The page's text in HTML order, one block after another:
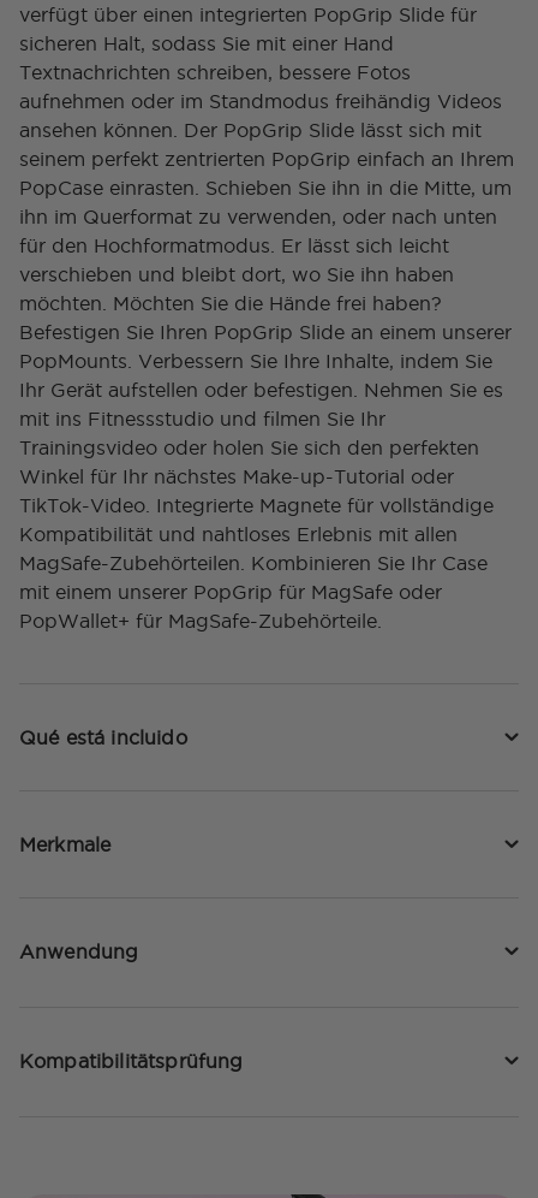
verfügt über einen integrierten PopGrip Slide für
sicheren Halt, sodass Sie mit einer Hand
Textnachrichten schreiben, bessere Fotos
aufnehmen oder im Standmodus freihändig Videos
ansehen können. Der PopGrip Slide lässt sich mit
seinem perfekt zentrierten PopGrip einfach an Ihrem
PopCase einrasten. Schieben Sie ihn in die Mitte, um
ihn im Querformat zu verwenden, oder nach unten
für den Hochformatmodus. Er lässt sich leicht
verschieben und bleibt dort, wo Sie ihn haben
möchten. Möchten Sie die Hände frei haben?
Befestigen Sie Ihren PopGrip Slide an einem unserer
PopMounts. Verbessern Sie Ihre Inhalte, indem Sie
Ihr Gerät aufstellen oder befestigen. Nehmen Sie es
mit ins Fitnessstudio und filmen Sie Ihr
Trainingsvideo oder holen Sie sich den perfekten
Winkel für Ihr nächstes Make-up-Tutorial oder
TikTok-Video. Integrierte Magnete für vollständige
Kompatibilität und nahtloses Erlebnis mit allen
MagSafe-Zubehörteilen. Kombinieren Sie Ihr Case
mit einem unserer PopGrip für MagSafe oder
PopWallet+ für MagSafe-Zubehörteile.
Qué está incluido
Merkmale
Anwendung
Kompatibilitätsprüfung